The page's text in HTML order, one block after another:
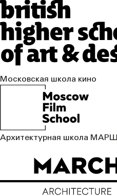
Московская школа кино
Архитектурная школа МАРШ